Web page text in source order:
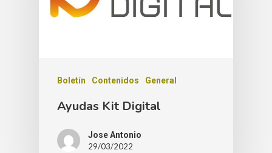
Boletín Contenidos General
Ayudas Kit Digital
Jose Antonio
29/03/2022